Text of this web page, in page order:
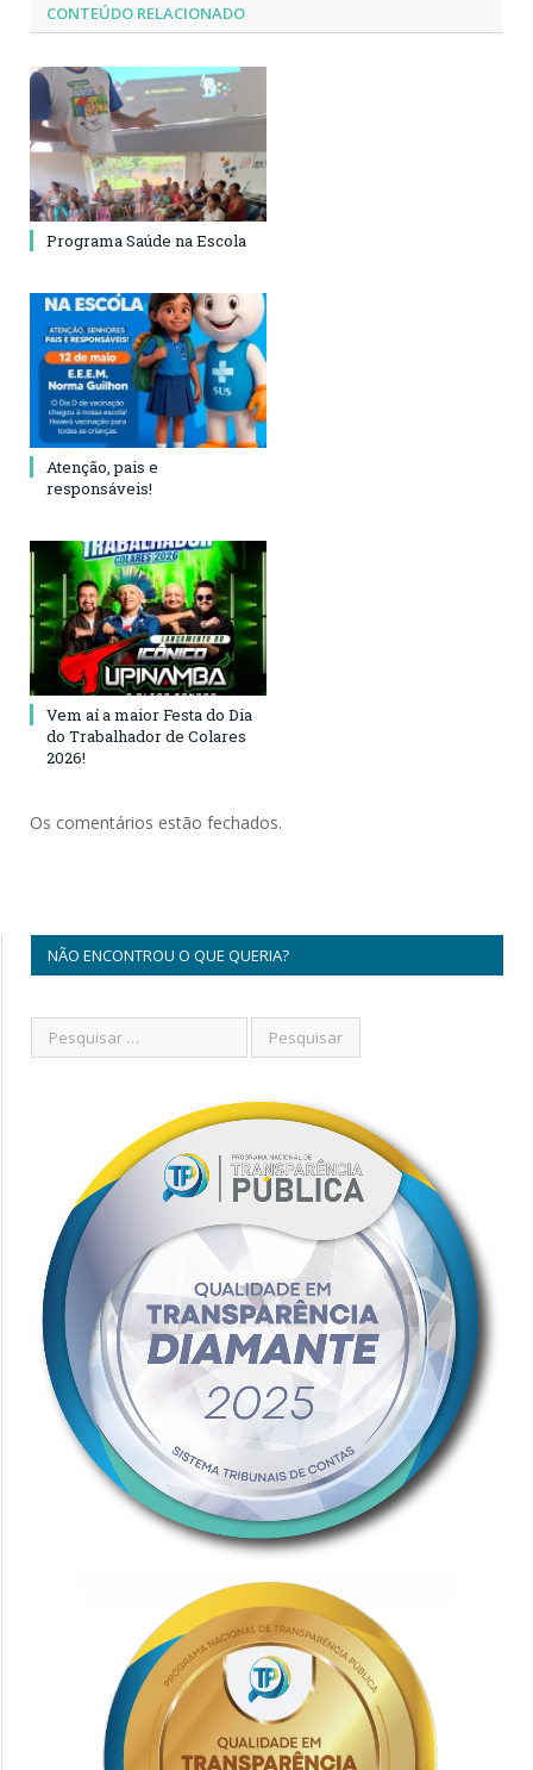
CONTEÚDO RELACIONADO
Programa Saúde na Escola
Atenção, pais e
responsáveis!
Vem aí a maior Festa do Dia
do Trabalhador de Colares
2026!
Os comentários estão fechados.
NÃO ENCONTROU O QUE QUERIA?